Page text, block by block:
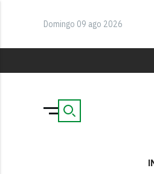
Domingo 09 ago 2026